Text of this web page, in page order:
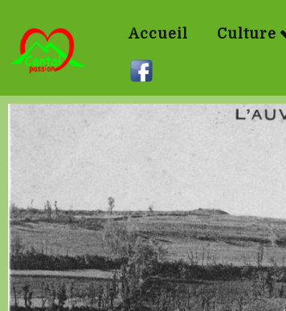
Accueil Culture